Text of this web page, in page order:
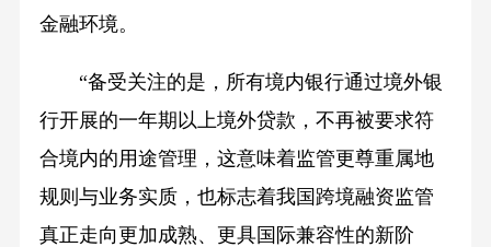
金融环境。
“备受关注的是，所有境内银行通过境外银
行开展的一年期以上境外贷款，不再被要求符
合境内的用途管理，这意味着监管更尊重属地
规则与业务实质，也标志着我国跨境融资监管
真正走向更加成熟、更具国际兼容性的新阶